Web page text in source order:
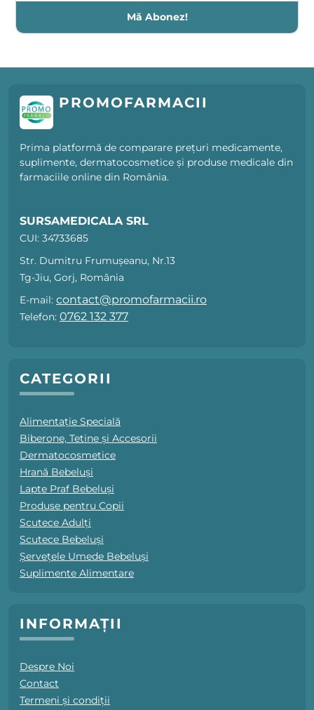
Mă Abonez!
PROMOFARMACII
Prima platformă de comparare prețuri medicamente,
suplimente, dermatocosmetice și produse medicale din
farmaciile online din România.
SURSAMEDICALA SRL
CUI: 34733685
Str. Dumitru Frumușeanu, Nr.13
Tg-Jiu, Gorj, România
E-mail: contact@promofarmacii.ro
Telefon: 0762 132 377
CATEGORII
Alimentație Specială
Biberone, Tetine și Accesorii
Dermatocosmetice
Hrană Bebeluși
Lapte Praf Bebeluși
Produse pentru Copii
Scutece Adulți
Scutece Bebeluși
Șervețele Umede Bebeluși
Suplimente Alimentare
INFORMAȚII
Despre Noi
Contact
Termeni și condiții